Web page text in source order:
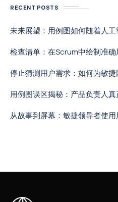
RECENT POSTS
未来展望：用例图如何随着人
检查清单：在Scrum中绘制准
停止猜测用户需求：如何为敏
用例图误区揭秘：产品负责人
从故事到屏幕：敏捷领导者使